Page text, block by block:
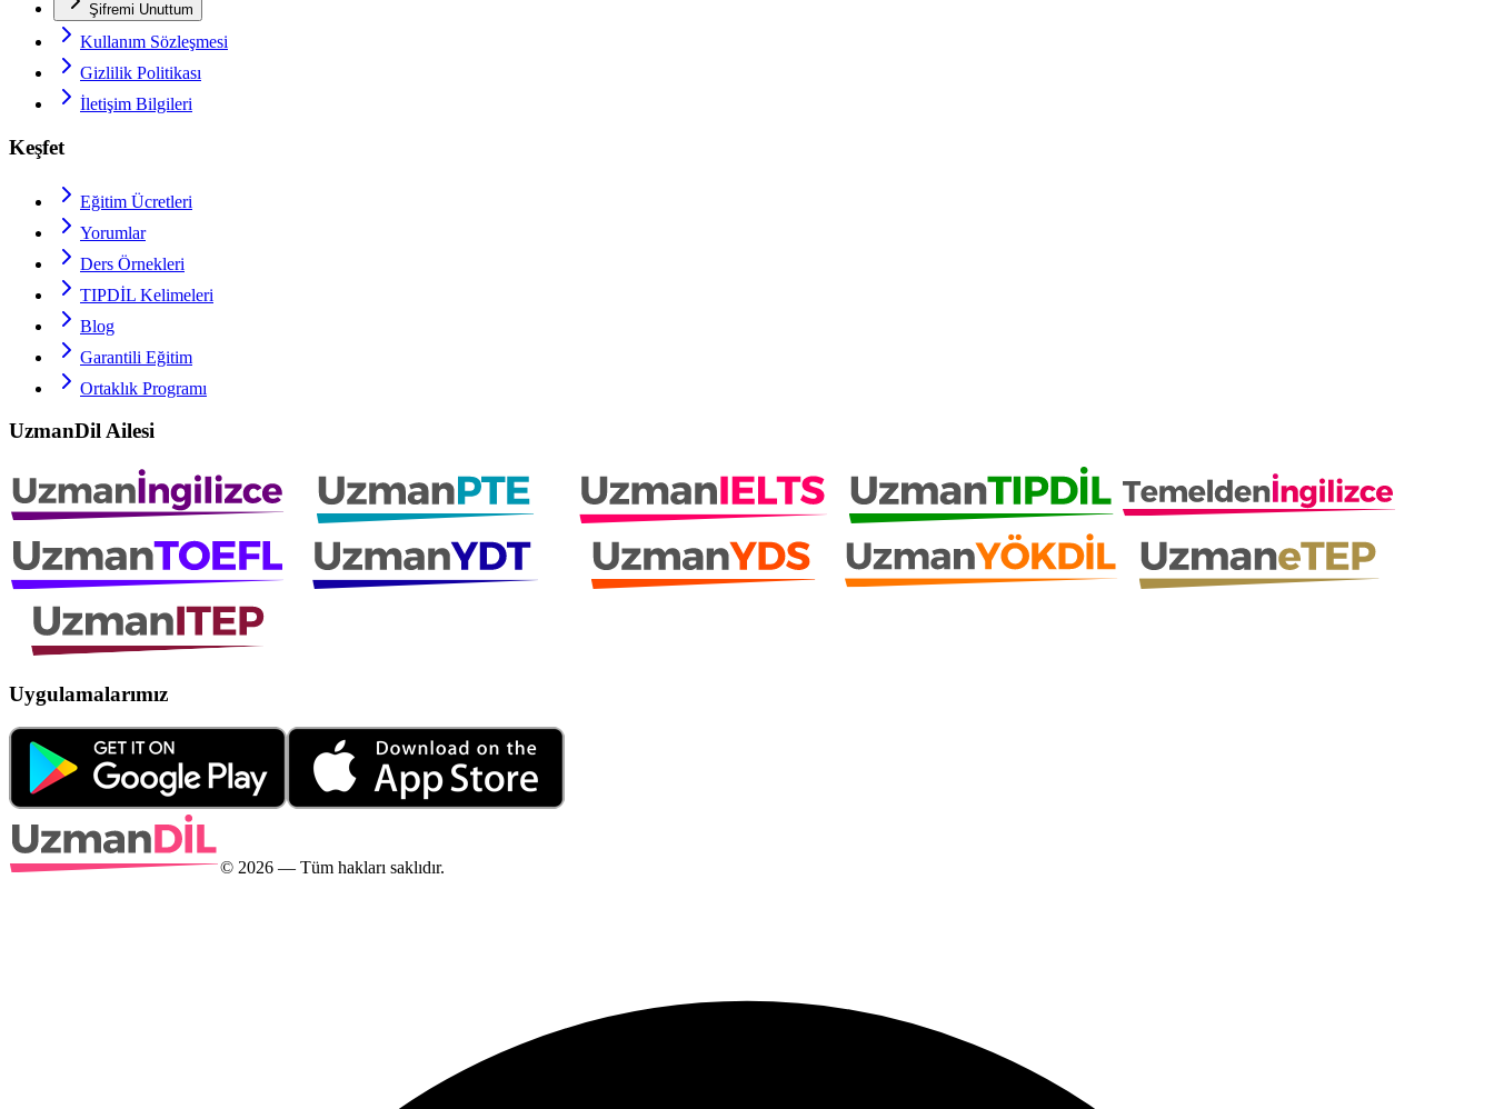
Şifremi Unuttum
Kullanım Sözleşmesi
Gizlilik Politikası
İletişim Bilgileri
Keşfet
Eğitim Ücretleri
Yorumlar
Ders Örnekleri
TIPDİL Kelimeleri
Blog
Garantili Eğitim
Ortaklık Programı
UzmanDil Ailesi
Uygulamalarımız
© 2026 — Tüm hakları saklıdır.